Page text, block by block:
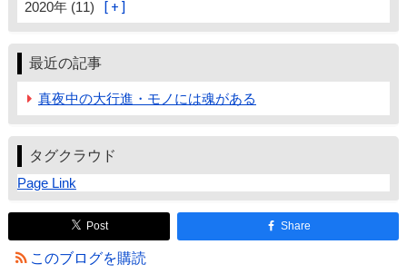
2020年 (11)
最近の記事
真夜中の大行進・モノには魂がある
タグクラウド
Page Link
Post Share
このブログを購読